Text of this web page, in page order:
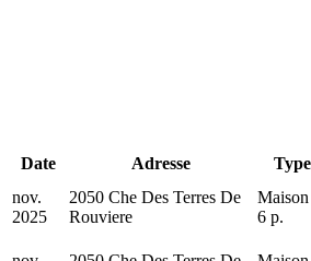
Date Adresse Type
nov.
2025
2050 Che Des Terres De
Rouviere
Maison
6 p.